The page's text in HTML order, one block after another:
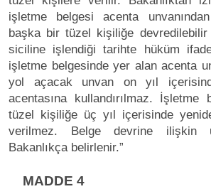
işletme belgesi acenta
başka bir tüzel kişiliğe
siciline işlendiği tarihte hüküm
işletme belgesinde yer alan acenta
yol açacak unvan on yıl
acentasına kullandırılmaz. İşletme
tüzel kişiliğe üç yıl içerisinde
verilmez. Belge devrine ilişkin
Bakanlıkça belirlenir.”
MADDE 4